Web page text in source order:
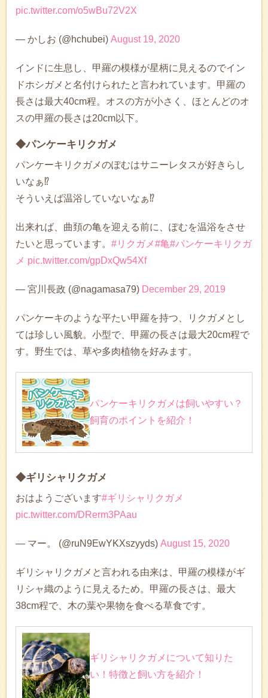
pic.twitter.com/o5wBu72V2X
— かしお (@hchubei) August 19, 2020
インドに生息し、甲羅の模様が星柄に見えるのでイン
ドホシガメと名付けられたと言われています。甲羅の
長さは最大40cm程。オスの方が小さく、ほとんどのオ
スの甲羅の長さは20cm以下。
◆パンケーキリクガメ
パンケーキリクガメのぽむはサニーレタスが好きらし
いなぁ⁉️
そういえば温浴していないなぁ⁉️
出来れば、曲頚の亀を迎える前に、ぽむを温浴をさせ
たいと思っています。 #リクガメ#亀#パンケーキリクガ
メ pic.twitter.com/gpDxQw54Xf
— 宮川長政 (@nagamasa79) December 29, 2019
パンケーキのような平たい甲羅を持つ、リクガメとし
ては珍しい風貌。小型で、甲羅の長さは最大20cm程で
す。野生では、草や多肉植物を好みます。
パンケーキリクガメは飼いやすい？
飼育のポイントを紹介！
◆ギリシャリクガメ
おはようございます#ギリシャリクガメ
pic.twitter.com/DRerm3PAau
— マー。 (@ruN9EwYKXszyyds) August 15, 2020
ギリシャリクガメと言われる由来は、甲羅の模様がギ
リシャ織のように見えるため。甲羅の長さは、最大
38cm程で、木の葉や果物を食べる草食です。
ギリシャリクガメについて知りた
い！特徴と飼い方を紹介！